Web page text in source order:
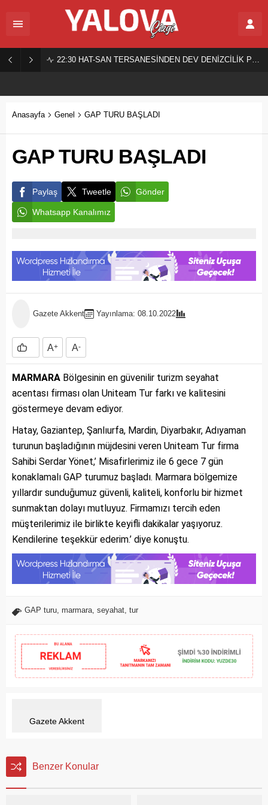
22:30 HAT-SAN TERSANESİNDEN DEV DENİZCİLİK PROJESİ!
Anasayfa Genel GAP TURU BAŞLADI
GAP TURU BAŞLADI
Paylaş Tweetle Gönder
Whatsapp Kanalımız
Gazete Akkent Yayınlama: 08.10.2022
A+ A-
MARMARA Bölgesinin en güvenilir turizm seyahat
acentası firması olan Uniteam Tur farkı ve kalitesini
göstermeye devam ediyor.
Hatay, Gaziantep, Şanlıurfa, Mardin, Diyarbakır, Adıyaman
turunun başladığının müjdesini veren Uniteam Tur firma
Sahibi Serdar Yönet,’ Misafirlerimiz ile 6 gece 7 gün
konaklamalı GAP turumuz başladı. Marmara bölgemize
yıllardır sunduğumuz güvenli, kaliteli, konforlu bir hizmet
sunmaktan dolayı mutluyuz. Firmamızı tercih eden
müşterilerimiz ile birlikte keyifli dakikalar yaşıyoruz.
Kendilerine teşekkür ederim.’ diye konuştu.
GAP turu marmara seyahat tur
Gazete Akkent
Benzer Konular